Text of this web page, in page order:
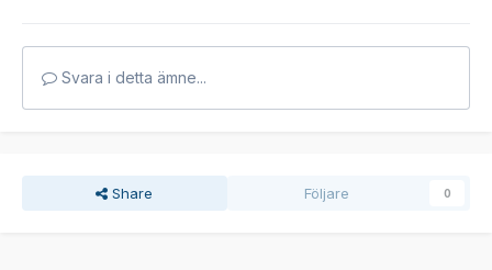
Svara i detta ämne...
Share Följare 0